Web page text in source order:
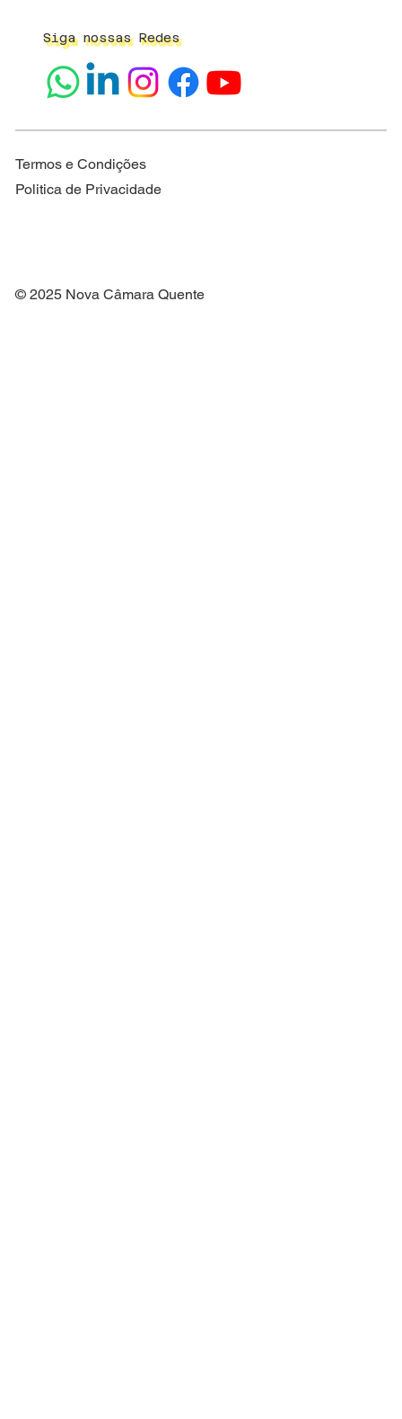
Siga nossas Redes
Termos e Condições
Politica de Privacidade
© 2025 Nova Câmara Quente